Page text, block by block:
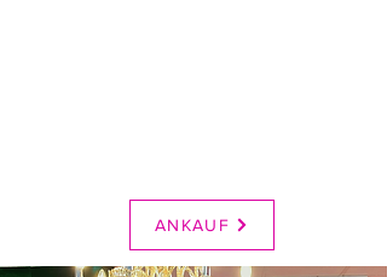
ANKAUF